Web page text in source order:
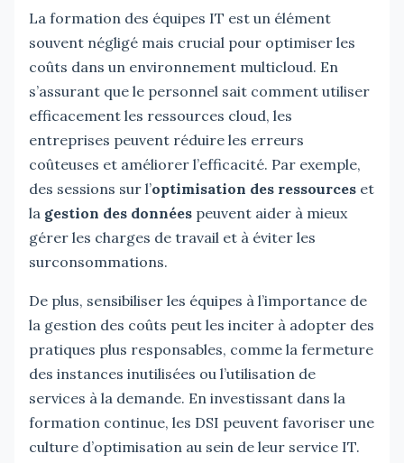
La formation des équipes IT est un élément
souvent négligé mais crucial pour optimiser les
coûts dans un environnement multicloud. En
s’assurant que le personnel sait comment utiliser
efficacement les ressources cloud, les
entreprises peuvent réduire les erreurs
coûteuses et améliorer l’efficacité. Par exemple,
des sessions sur l’optimisation des ressources et
la gestion des données peuvent aider à mieux
gérer les charges de travail et à éviter les
surconsommations.
De plus, sensibiliser les équipes à l’importance de
la gestion des coûts peut les inciter à adopter des
pratiques plus responsables, comme la fermeture
des instances inutilisées ou l’utilisation de
services à la demande. En investissant dans la
formation continue, les DSI peuvent favoriser une
culture d’optimisation au sein de leur service IT.